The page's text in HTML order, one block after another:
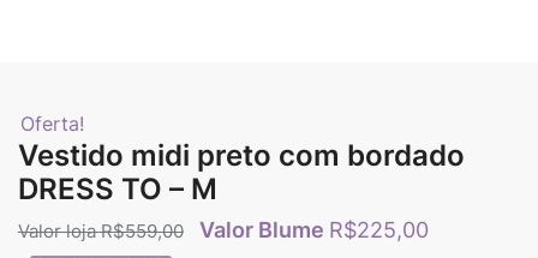
Oferta!
Vestido midi preto com bordado
DRESS TO – M
R$559,00 R$225,00